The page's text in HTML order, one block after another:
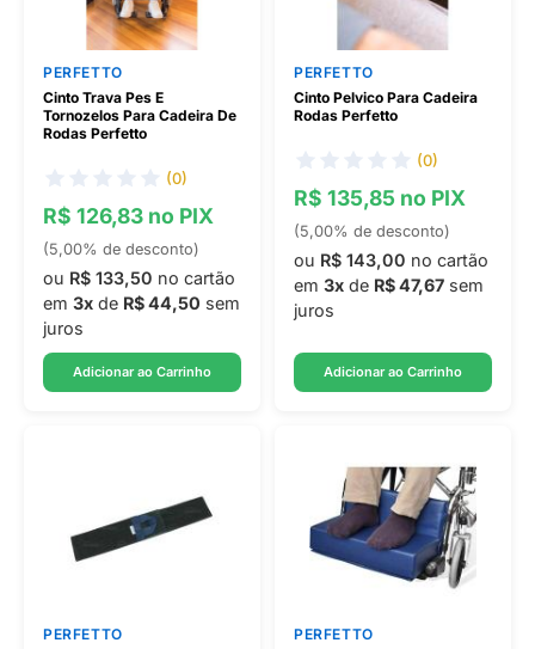
PERFETTO
Cinto Trava Pes E
Tornozelos Para Cadeira De
Rodas Perfetto
(0)
R$ 126,83 no PIX
(5,00% de desconto)
ou R$ 133,50 no cartão
em 3x de R$ 44,50 sem
juros
Adicionar ao Carrinho
PERFETTO
Cinto Pelvico Para Cadeira
Rodas Perfetto
(0)
R$ 135,85 no PIX
(5,00% de desconto)
ou R$ 143,00 no cartão
em 3x de R$ 47,67 sem
juros
Adicionar ao Carrinho
PERFETTO
PERFETTO